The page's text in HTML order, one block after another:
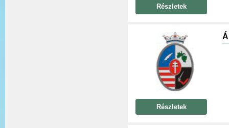
Részletek
Részletek